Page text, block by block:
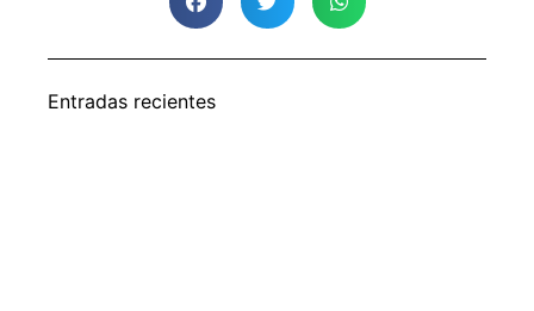
Entradas recientes